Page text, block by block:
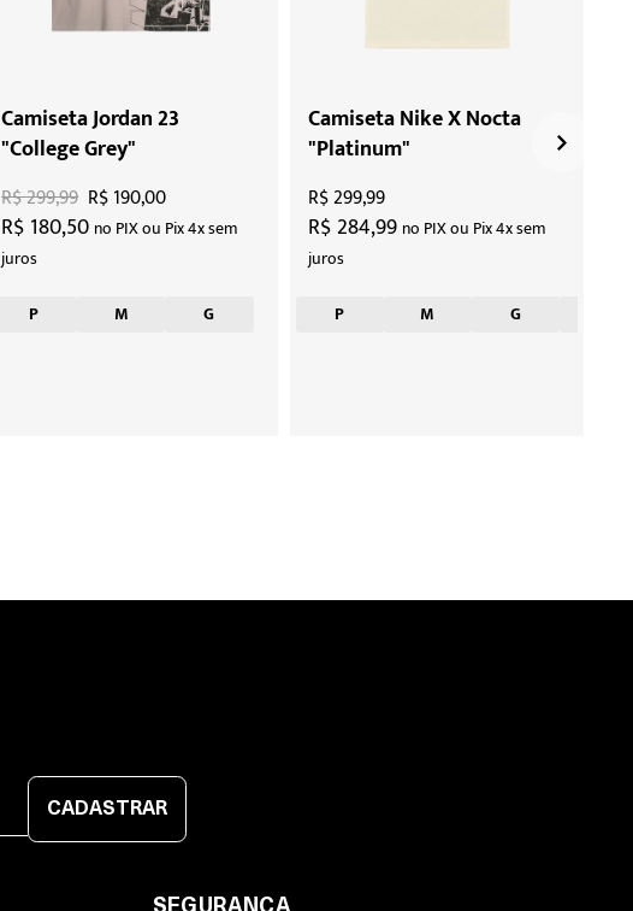
Camiseta Jordan 23
"College Grey"
R$ 180,50 no PIX ou Pix 4x sem
juros
R$ 299,99 R$ 190,00
P M G
Camiseta Nike X Nocta
"Platinum"
R$ 284,99 no PIX ou Pix 4x sem
juros
R$ 299,99
P M G
CADASTRAR